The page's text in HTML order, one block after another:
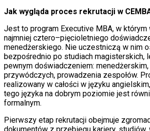
Jak wygląda proces rekrutacji w
Jest to program Executive MBA, w którym
najmniej cztero–pięcioletniego
menedżerskiego. Nie uczestniczą w nim
bezpośrednio po studiach magisterskich,
pewnym doświadczeniem: menedżerskim,
przywódczych, prowadzenia zespołów.
realizowany w całości w języku
tego języka na dobrym poziomie jest
formalnym.
Pierwszy etap rekrutacji obejmuje